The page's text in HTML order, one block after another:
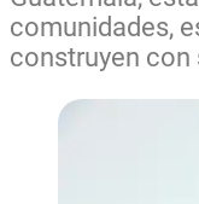
comunidades,
construyen con